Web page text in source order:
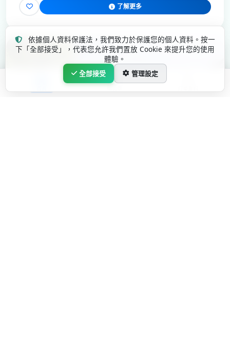
了解更多
依據個人資料保護法，我們致力於保護您的個人資料。按一
下「全部接受」，代表您允許我們置放 Cookie 來提升您的使用
體驗。
全部接受 管理設定